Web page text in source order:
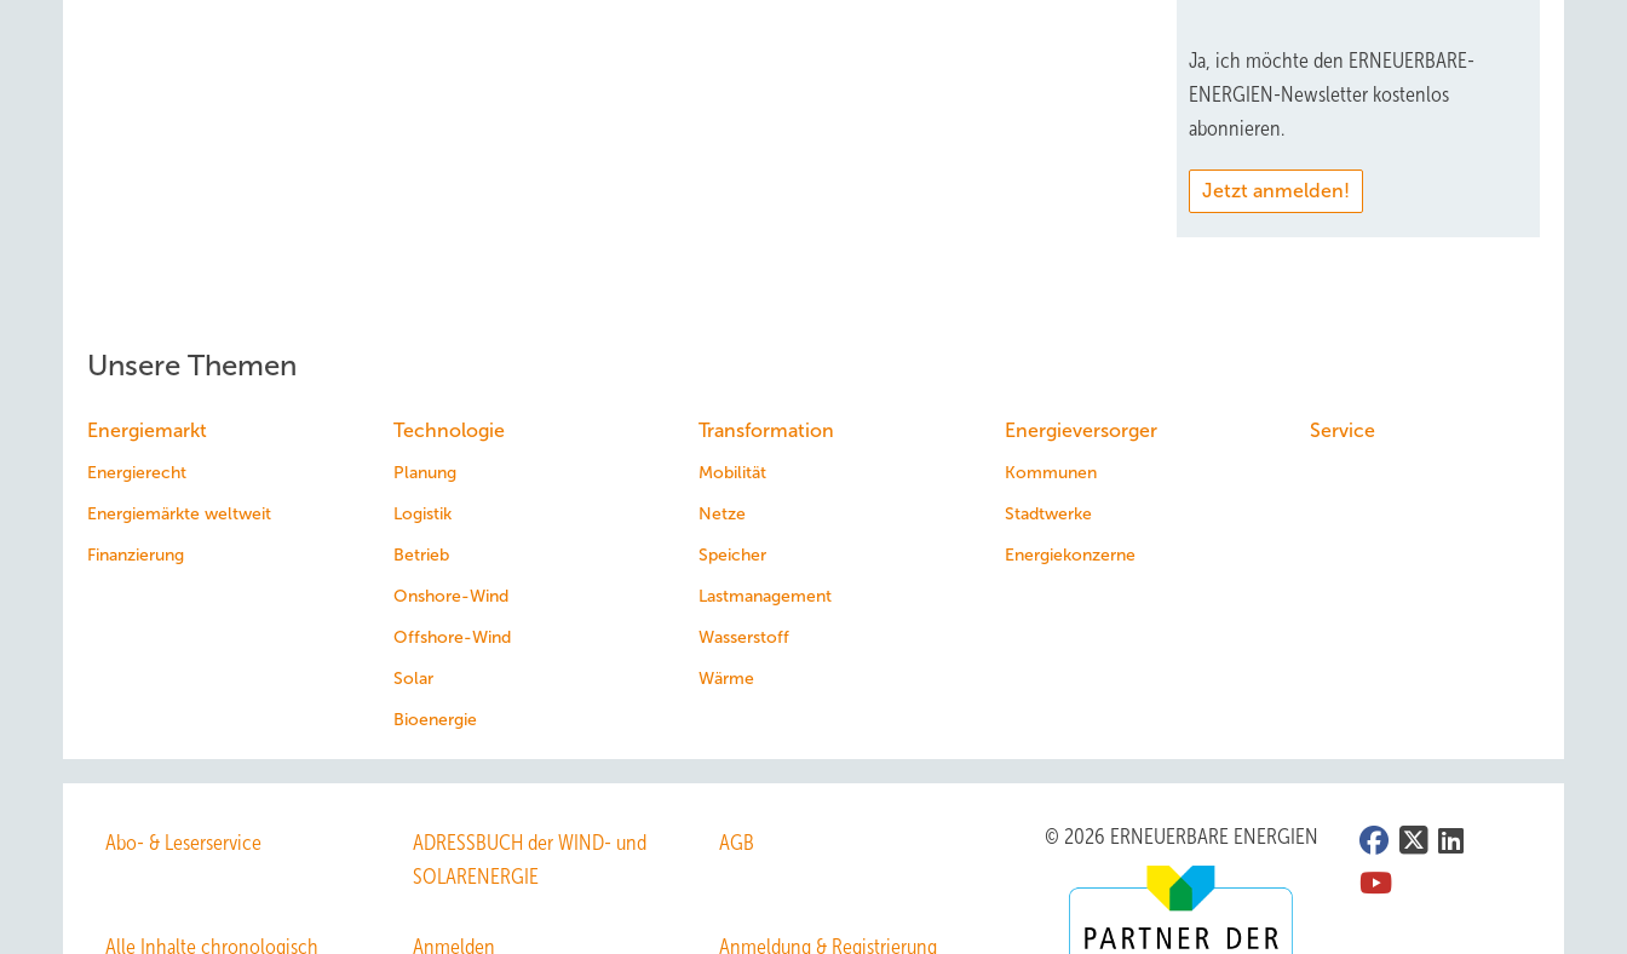
Ja, ich möchte den ERNEUERBARE-
ENERGIEN-Newsletter kostenlos
abonnieren.
Jetzt anmelden!
Unsere Themen
Energiemarkt
Energierecht
Energiemärkte weltweit
Finanzierung
Technologie
Planung
Logistik
Betrieb
Onshore-Wind
Offshore-Wind
Solar
Bioenergie
Transformation
Mobilität
Netze
Speicher
Lastmanagement
Wasserstoff
Wärme
Energieversorger
Kommunen
Stadtwerke
Energiekonzerne
Service
Abo- & Leserservice
ADRESSBUCH der WIND- und
SOLARENERGIE
AGB
Alle Inhalte chronologisch Anmelden Anmeldung & Registrierung
© 2026 ERNEUERBARE ENERGIEN